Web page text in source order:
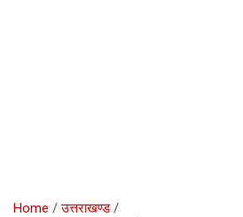
Home
उत्तराखण्ड